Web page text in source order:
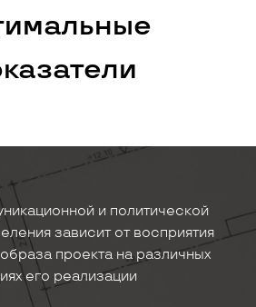
и политической
зависит от восприятия
проекта на различных
его реализации